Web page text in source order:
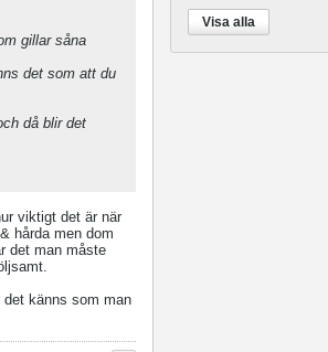
gillar såna
det som att du
då blir det
viktigt det är när
hårda men dom
det man måste
känns som man
Visa alla